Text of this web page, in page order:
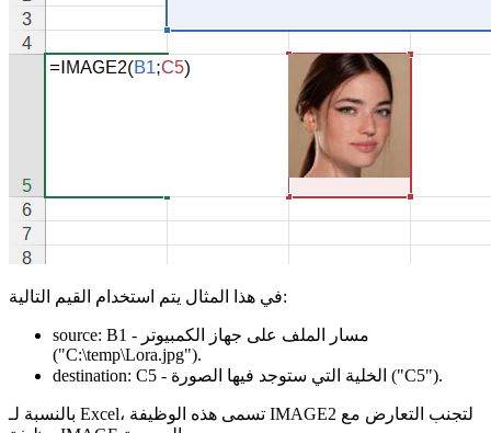
في هذا المثال يتم استخدام القيم التالية:
source: B1
- مسار الملف على جهاز الكمبيوتر
("C:\temp\Lora.jpg").
destination: C5 ("C5").
بالنسبة لـ Excel، تسمى هذه الوظيفة IMAGE2 لتجنب التعارض مع